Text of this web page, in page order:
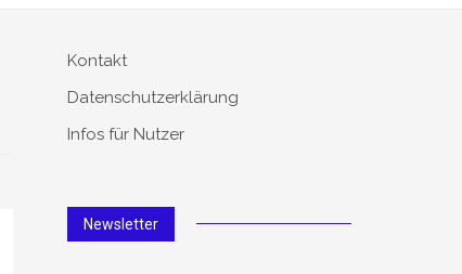
Kontakt
Datenschutzerklärung
Infos für Nutzer
Newsletter